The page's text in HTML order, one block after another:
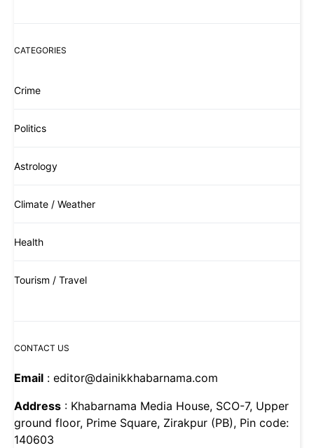
CATEGORIES
Crime
Politics
Astrology
Climate / Weather
Health
Tourism / Travel
CONTACT US
Email : editor@dainikkhabarnama.com
Address : Khabarnama Media House, SCO-7, Upper
ground floor, Prime Square, Zirakpur (PB), Pin code:
140603